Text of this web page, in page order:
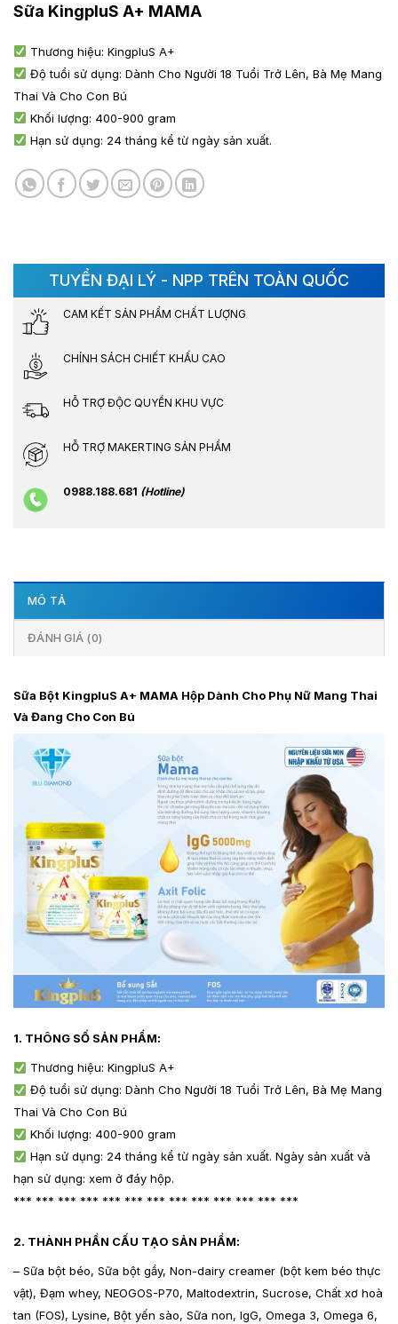
Sữa KingpluS A+ MAMA
Thương hiệu: KingpluS A+
Độ tuổi sử dụng: Dành Cho Người 18 Tuổi Trở Lên, Bà Mẹ Mang
Thai Và Cho Con Bú
Khối lượng: 400-900 gram
Hạn sử dụng: 24 tháng kể từ ngày sản xuất.
TUYỂN ĐẠI LÝ - NPP TRÊN TOÀN QUỐC
CAM KẾT SẢN PHẨM CHẤT LƯỢNG
CHÍNH SÁCH CHIẾT KHẤU CAO
HỖ TRỢ ĐỘC QUYỀN KHU VỰC
HỖ TRỢ MAKERTING SẢN PHẨM
0988.188.681 (Hotline)
MÔ TẢ
ĐÁNH GIÁ (0)
Sữa Bột KingpluS A+ MAMA Hộp Dành Cho Phụ Nữ Mang Thai
Và Đang Cho Con Bú
1. THÔNG SỐ SẢN PHẨM:
Thương hiệu: KingpluS A+
Độ tuổi sử dụng: Dành Cho Người 18 Tuổi Trở Lên, Bà Mẹ Mang
Thai Và Cho Con Bú
Khối lượng: 400-900 gram
Hạn sử dụng: 24 tháng kể từ ngày sản xuất. Ngày sản xuất và
hạn sử dụng: xem ở đáy hộp.
*** *** *** *** *** *** *** *** *** *** *** *** ***
2. THÀNH PHẦN CẤU TẠO SẢN PHẨM:
– Sữa bột béo, Sữa bột gầy, Non-dairy creamer (bột kem béo thực
vật), Đạm whey, NEOGOS-P70, Maltodextrin, Sucrose, Chất xơ hoà
tan (FOS), Lysine, Bột yến sào, Sữa non, IgG, Omega 3, Omega 6,